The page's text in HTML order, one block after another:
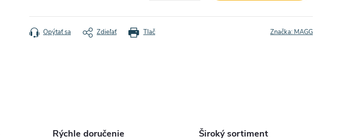
Tlač
Opýtať sa Zdieľať Značka: MAGG
Rýchle doručenie Široký sortiment